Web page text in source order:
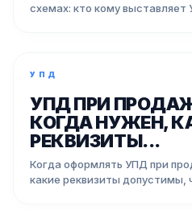
схемах: кто кому выставляет
УПД
УПД ПРИ
КОГДА НУЖЕН,
РЕКВИЗИТЫ...
Когда оформлять УПД при
какие реквизиты допустимы,